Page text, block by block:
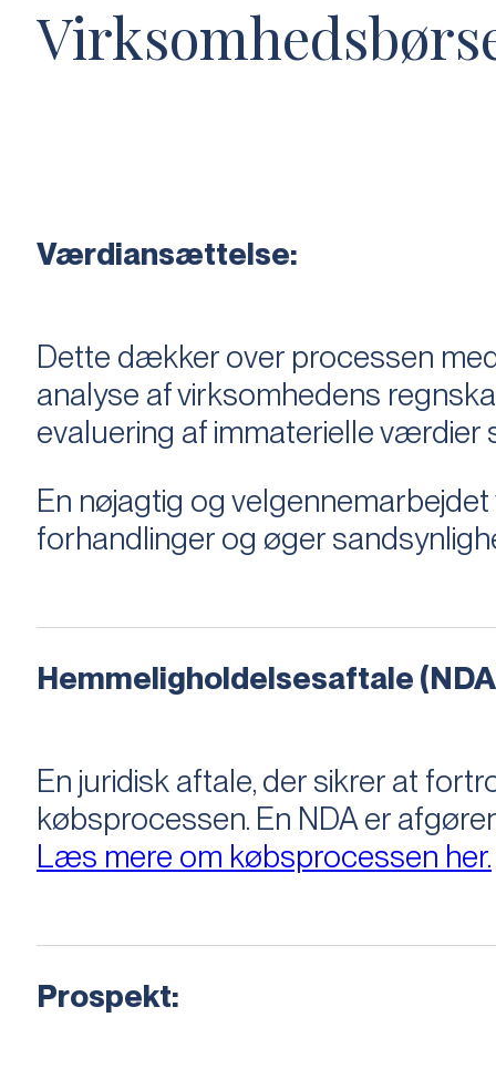
Værdiansættelse:
Dette dækker over processen
analyse af virksomhedens
evaluering af immaterielle
En nøjagtig og
forhandlinger og øger
Hemmeligholdelsesaftale
En juridisk aftale, der sikrer at
købsprocessen​​. En NDA er
Læs mere om købsprocessen her.
Prospekt: